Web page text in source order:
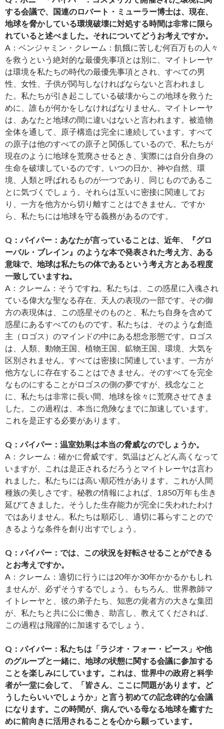
する会議で、国連のロバート・ミューラー博士は、現在、
地球を脅かしている環境破壊に対処する時間は非常に限ら
れていると述べました。それについてどうお考えですか。
A：ベンジャミン・クレーム：飢餓に苦しむ何百万もの人々
を救うという絶対的な最優先事項とは別に、マイトレーヤ
は環境を私たちの時代の最優先事項とされ、すべての男
性、女性、子供が関与しなければならないと言われまし
た。私たちが引き起こしている破壊からこの地球を救うた
めに、誰もが何かをしなければなりません。マイトレーヤ
は、あなたと地球の間に違いはないと言われます。被造物
全体を通して、原子構造は完全に連続しています。すべて
の原子は他のすべての原子と関係しているので、私たちが
現在のように地球を荒廃させるとき、実際には自分自身の
生命を破壊しているのです。いつの日か、神や自然、環
境、人類と呼ばれるものが一つであり、同じものであるこ
とに気づくでしょう。それらは互いに密接に関連してお
り、一方を他方から切り離すことはできません。ですか
ら、私たちには地球を守る義務があるのです。
Q：パイパー：あなたが言っていることは、近年、『グロ
ーバル・ブレイン』のような本で発表された考え方、ある
意味で、地球は私たちの体であるという考え方とある程度
一致していますね。
A：クレーム：そうですね。私たちは、この惑星に入魂され
ている偉大な聖なる存在、天人の表現の一部です。その御
方の表現体は、この惑星そのものと、私たち自身を含めて
惑星にあるすべてのものです。私たちは、そのような創造
主（ロゴス）のマインドの中にある想念形態です。ロゴス
は、人類、動物王国、植物王国、鉱物王国、環境、大気を
区別されません。すべては密接に関連しています。一方が
他方なしに存在することはできません。そのすべてを完全
なものにすることがロゴスの側の夢ですが、残念なこと
に、私たちは非常に長い間、地球を徐々に荒廃させてきま
した。この過程は、本当に危険なまでに加速しています。
これを是正する必要があります。
Q：パイパー：温室効果は本当の脅威なのでしょうか。
A：クレーム：確かに脅威です。気温はどんどん高くなって
いますが、これは是正されるだろうとマイトレーヤは言わ
れました。私たちには高い順応性があります。これが人間
種族の美しさです。秘教の情報によれば、1,850万年も生き
延びてきました。そうした生存能力が完全に失われたわけ
ではありません。私たちは順応し、適切に暮らすことので
きるような条件を創り出すでしょう。
Q：パイパー：では、この状況を好転させることができる
とお考えですか。
A：クレーム：適切に行うには20年か30年かかるかもしれ
ませんが、必ずそうするでしょう。もちろん、世界教師マ
イトレーヤと、彼の弟子たち、知恵の覚者方の大きな集団
が、私たちと共に公に働き、助言し、教えてくだされば、
この過程は飛躍的に加速するでしょう。
Q：パイパー：私たちは「ラジオ・フォー・ピース」や他
のグループと一緒に、地球の状態に関する会議に参加する
ことを楽しみにしています。これは、世界中の政府と科学
者が一堂に会して、「皆さん、ここに問題があります。ど
うしたらいいでしょうか」と言う初めての記念碑的な会議
になります。この時間が、病んでいる母なる地球を癒すた
めに前向きに活用されることを心から願っています。